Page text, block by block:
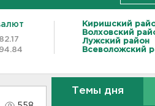
82.17
94.84
Киришский
Волховский
Лужский район
Всеволожский
Темы дня